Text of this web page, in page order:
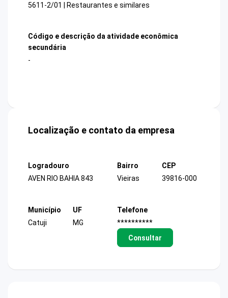
5611-2/01 | Restaurantes e similares
Código e descrição da atividade econômica
secundária
-
Localização e contato da empresa
Logradouro
AVEN RIO BAHIA 843
Bairro
Vieiras
CEP
39816-000
Município
Catuji
UF
MG
Telefone
**********
Consultar